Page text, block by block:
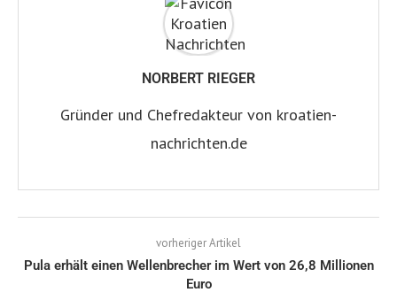
NORBERT RIEGER
Gründer und Chefredakteur von kroatien-
nachrichten.de
vorheriger Artikel
Pula erhält einen Wellenbrecher im Wert von 26,8 Millionen
Euro